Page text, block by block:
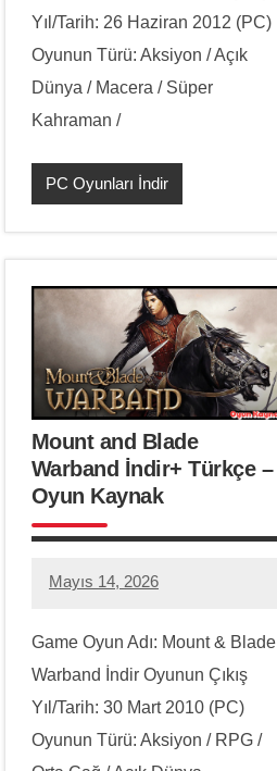
Yıl/Tarih: 26 Haziran 2012 (PC)
Oyunun Türü: Aksiyon / Açık
Dünya / Macera / Süper
Kahraman /
PC Oyunları İndir
Mount and Blade
Warband İndir+ Türkçe –
Oyun Kaynak
Mayıs 14, 2026
hello.zoneone@gmail.com
1
Game Oyun Adı: Mount & Blade
Warband İndir Oyunun Çıkış
Yıl/Tarih: 30 Mart 2010 (PC)
Oyunun Türü: Aksiyon / RPG /